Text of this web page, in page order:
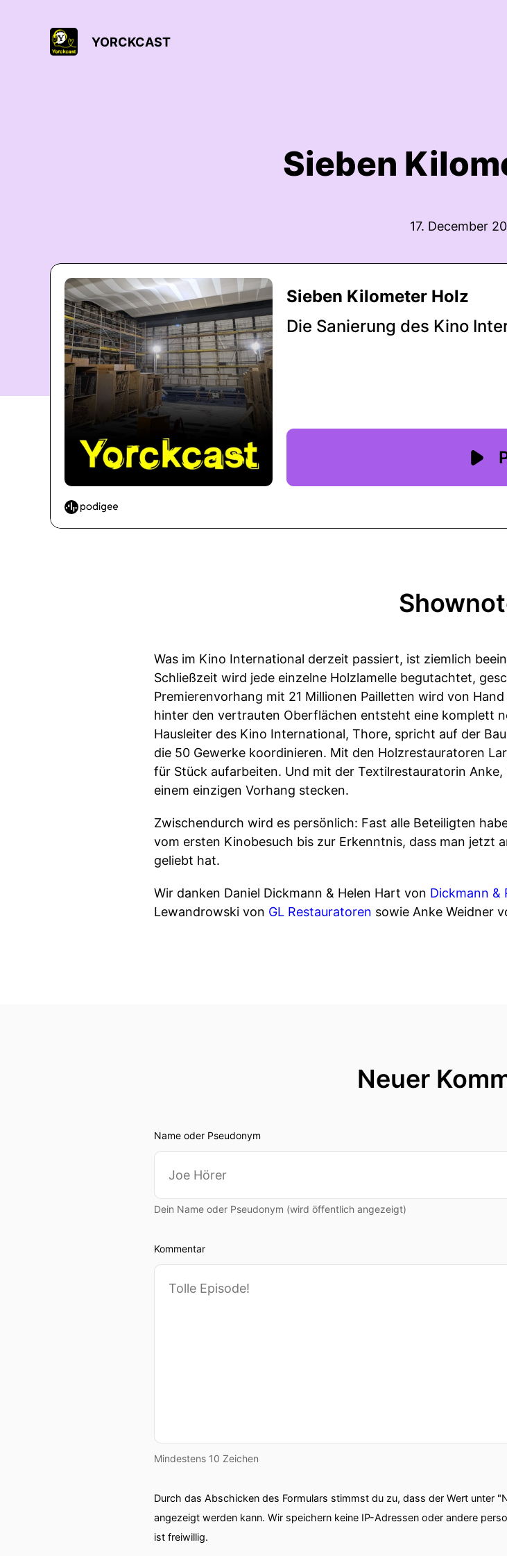
YORCKCAST
Sieben
17. December
Was im Kino International derzeit passiert, ist ziemlich
Schließzeit wird jede einzelne Holzlamelle begutachtet,
Premierenvorhang mit 21 Millionen Pailletten wird von
hinter den vertrauten Oberflächen entsteht eine komplett
Hausleiter des Kino International, Thore, spricht auf der
die 50 Gewerke koordinieren. Mit den Holzrestauratoren
für Stück aufarbeiten. Und mit der Textilrestauratorin
einem einzigen Vorhang stecken.
Zwischendurch wird es persönlich: Fast alle Beteiligten
vom ersten Kinobesuch bis zur Erkenntnis, dass man jetzt
geliebt hat.
Wir danken Daniel Dickmann & Helen Hart von Dickmann &
Lewandrowski von GL Restauratoren sowie Anke Weidner
Neuer
Name oder Pseudonym
Dein Name oder Pseudonym (wird öffentlich angezeigt)
Kommentar
Mindestens 10 Zeichen
Durch das Abschicken des Formulars stimmst du zu, dass der Wert unter
angezeigt werden kann. Wir speichern keine IP-Adressen oder andere
ist freiwillig.